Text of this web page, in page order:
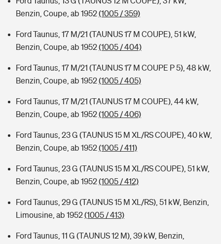
Benzin, Coupe, ab 1952(1005 / 359)
Ford Taunus, 17 M/21 (TAUNUS 17 M COUPE), 51 kW,
Benzin, Coupe, ab 1952(1005 / 404)
Ford Taunus, 17 M/21 (TAUNUS 17 M COUPE P 5), 48 kW,
Benzin, Coupe, ab 1952(1005 / 405)
Ford Taunus, 17 M/21 (TAUNUS 17 M COUPE), 44 kW,
Benzin, Coupe, ab 1952(1005 / 406)
Ford Taunus, 23 G (TAUNUS 15 M XL/RS COUPE), 40 kW,
Benzin, Coupe, ab 1952(1005 / 411)
Ford Taunus, 23 G (TAUNUS 15 M XL/RS COUPE), 51 kW,
Benzin, Coupe, ab 1952(1005 / 412)
Ford Taunus, 29 G (TAUNUS 15 M XL/RS), 51 kW, Benzin,
Limousine, ab 1952(1005 / 413)
Ford Taunus, 11 G (TAUNUS 12 M), 39 kW, Benzin,